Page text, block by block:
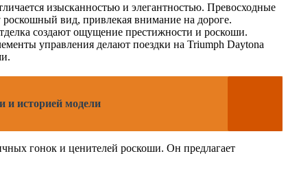
изысканностью и элегантностью. Превосходные
вид, привлекая внимание на дороге.
создают ощущение престижности и роскоши.
управления делают поездки на Triumph Daytona
и историей модели
гонок и ценителей роскоши. Он предлагает